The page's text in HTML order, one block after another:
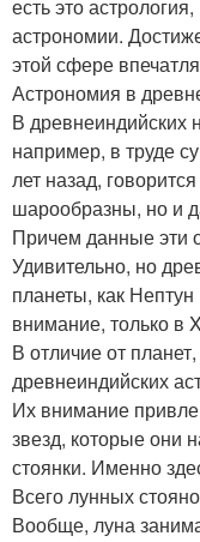
есть это
астрономии.
этой сфере
Астрономия в
В древнеиндийских
например, в труде
лет назад,
шарообразны, но и
Причем данные эти
Удивительно, но
планеты, как
внимание, только в
В отличие от
древнеиндийских
Их внимание
звезд, которые они
стоянки. Именно
Всего лунных
Вообще, луна